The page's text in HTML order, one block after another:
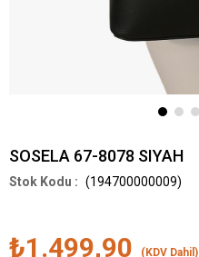
SOSELA 67-8078 SIYAH
(194700000009)
₺1.499,90 (KDV Dahil)